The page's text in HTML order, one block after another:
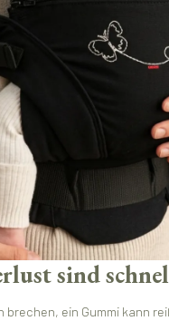
sind
brechen, ein Gummi kann